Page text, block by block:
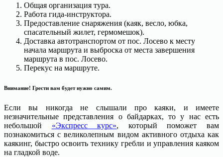
Общая организация тура.
Работа гида-инструктора.
Предоставление снаряжения (каяк, весло, юбка,
спасательный жилет, гермомешок).
Доставка автотранспортом от пос. Лосево к месту
начала маршрута и выброска от места завершения
маршрута в пос. Лосево.
Перекус на маршруте.
Внимание! Грести вам будет нужно самим.
Если вы никогда не слышали про каяки, и имеете
незначительные представления о байдарках, то у нас есть
небольшой «Экспресс курс», который поможет вам
познакомиться с великолепным видом активного отдыха как
каякинг, быстро освоить технику гребли и управления каяком
на гладкой воде.